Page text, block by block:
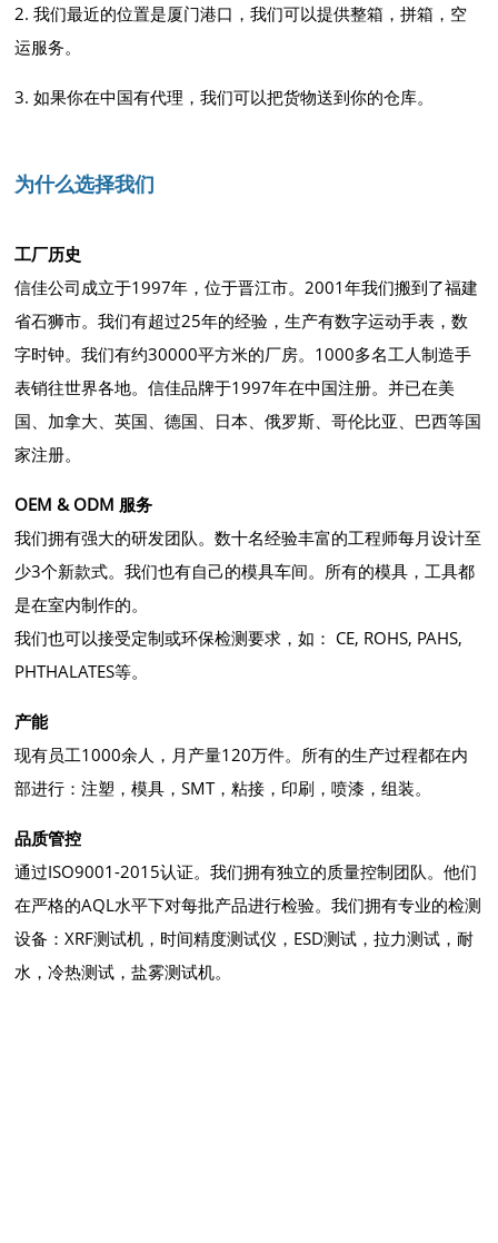
2. 我们最近的位置是厦门港口，我们可以提供整箱，拼箱，空
运服务。
3. 如果你在中国有代理，我们可以把货物送到你的仓库。
为什么选择我们
工厂历史
信佳公司成立于1997年，位于晋江市。2001年我们搬到了福建
省石狮市。我们有超过25年的经验，生产有数字运动手表，数
字时钟。我们有约30000平方米的厂房。1000多名工人制造手
表销往世界各地。信佳品牌于1997年在中国注册。并已在美
国、加拿大、英国、德国、日本、俄罗斯、哥伦比亚、巴西等国
家注册。
OEM & ODM 服务
我们拥有强大的研发团队。数十名经验丰富的工程师每月设计至
少3个新款式。我们也有自己的模具车间。所有的模具，工具都
是在室内制作的。
我们也可以接受定制或环保检测要求，如： CE, ROHS, PAHS,
PHTHALATES等。
产能
现有员工1000余人，月产量120万件。所有的生产过程都在内
部进行：注塑，模具，SMT，粘接，印刷，喷漆，组装。
品质管控
通过ISO9001-2015认证。我们拥有独立的质量控制团队。他们
在严格的AQL水平下对每批产品进行检验。我们拥有专业的检测
设备：XRF测试机，时间精度测试仪，ESD测试，拉力测试，耐
水，冷热测试，盐雾测试机。